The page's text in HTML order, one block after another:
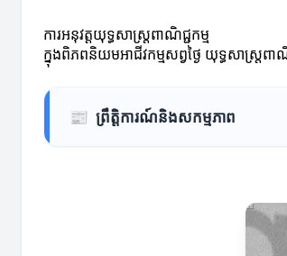
ការអនុវត្តយុទ្ធសាស្ត្រពាណិជ្ជកម្ម
ក្នុងពិភពនិយមអាជីវកម្មសព្វថ្ងៃ យុទ្ធសាស្ត្រព
📰 ព្រឹត្តិការណ៍និងសកម្មភាព